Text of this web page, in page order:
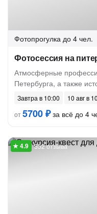
Фотопрогулка до 4 чел.
Фотосессия на
Атмосферные
Петербурга, а также
Завтра в 10:00
10 авг в
от5700 ₽за всё до 4
552 отзыва